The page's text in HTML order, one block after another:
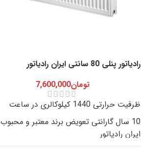
رادیاتور پنلی 80 سانتی ایران رادیاتور
تومان7,600,000
ظرفیت حرارتی 1440 کیلوکالری در ساعت
10 سال گارانتی تعویض برند معتبر و محبوب
ایران رادیاتور